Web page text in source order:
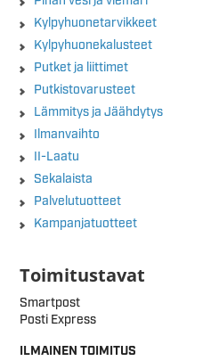
Kylpyhuonetarvikkeet
Kylpyhuonekalusteet
Putket ja liittimet
Putkistovarusteet
Lämmitys ja Jäähdytys
Ilmanvaihto
II-Laatu
Sekalaista
Palvelutuotteet
Kampanjatuotteet
Toimitustavat
Smartpost
Posti Express
ILMAINEN TOIMITUS